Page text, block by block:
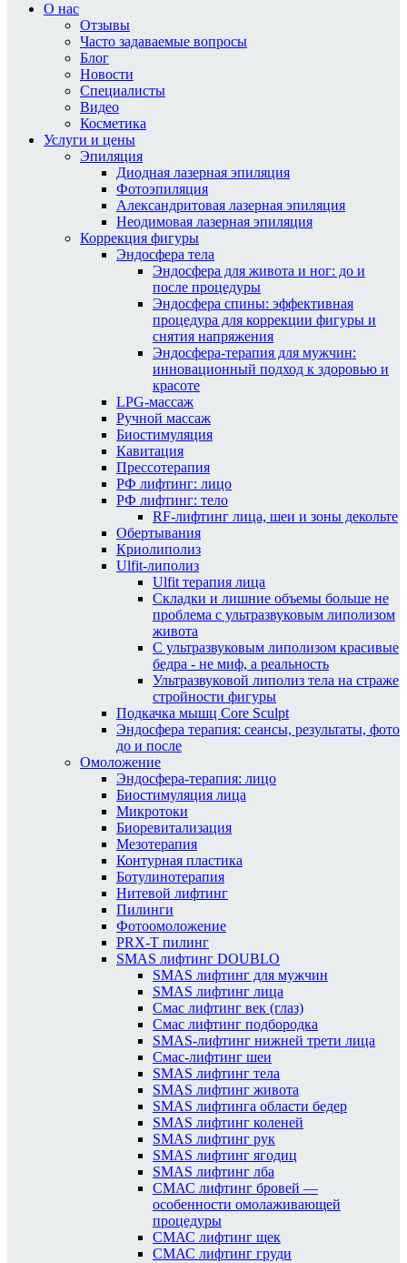
О нас
Отзывы
Часто задаваемые вопросы
Блог
Новости
Специалисты
Видео
Косметика
Услуги и цены
Эпиляция
Диодная лазерная эпиляция
Фотоэпиляция
Александритовая лазерная эпиляция
Неодимовая лазерная эпиляция
Коррекция фигуры
Эндосфера тела
Эндосфера для живота и ног: до и
после процедуры
Эндосфера спины: эффективная
процедура для коррекции фигуры и
снятия напряжения
Эндосфера-терапия для мужчин:
инновационный подход к здоровью и
красоте
LPG-массаж
Ручной массаж
Биостимуляция
Кавитация
Прессотерапия
РФ лифтинг: лицо
РФ лифтинг: тело
RF-лифтинг лица, шеи и зоны декольте
Обертывания
Криолиполиз
Ulfit-липолиз
Ulfit терапия лица
Складки и лишние объемы больше не
проблема с ультразвуковым липолизом
живота
С ультразвуковым липолизом красивые
бедра - не миф, а реальность
Ультразвуковой липолиз тела на страже
стройности фигуры
Подкачка мышц Core Sculpt
Эндосфера терапия: сеансы, результаты, фото
до и после
Омоложение
Эндосфера-терапия: лицо
Биостимуляция лица
Микротоки
Биоревитализация
Мезотерапия
Контурная пластика
Ботулинотерапия
Нитевой лифтинг
Пилинги
Фотоомоложение
PRX-T пилинг
SMAS лифтинг DOUBLO
SMAS лифтинг для мужчин
SMAS лифтинг лица
Смас лифтинг век (глаз)
Смас лифтинг подбородка
SMAS-лифтинг нижней трети лица
Смас-лифтинг шеи
SMAS лифтинг тела
SMAS лифтинг живота
SMAS лифтинга области бедер
SMAS лифтинг коленей
SMAS лифтинг рук
SMAS лифтинг ягодиц
SMAS лифтинг лба
СМАС лифтинг бровей —
особенности омолаживающей
процедуры
СМАС лифтинг щек
СМАС лифтинг груди